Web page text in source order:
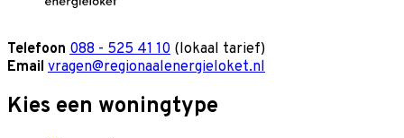
Telefoon 088 - 525 41 10 (lokaal tarief)
Email vragen@regionaalenergieloket.nl
Kies een woningtype